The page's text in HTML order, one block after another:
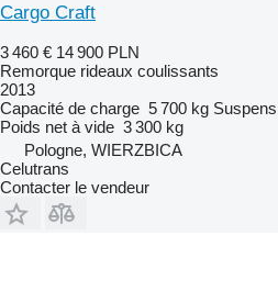
Cargo Craft
3 460 € 14 900 PLN
Remorque rideaux coulissants
2013
Capacité de charge 5 700 kg
Poids net à vide 3 300 kg
Pologne, WIERZBICA
Celutrans
Contacter le vendeur